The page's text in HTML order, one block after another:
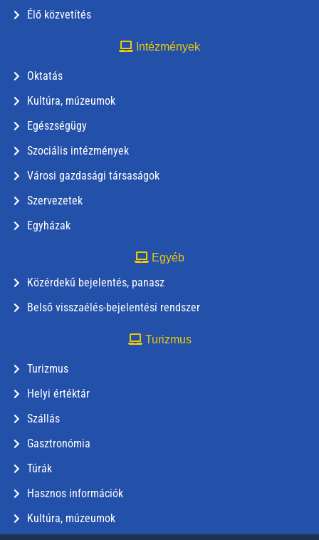
Élő közvetítés
Intézmények
Oktatás
Kultúra, múzeumok
Egészségügy
Szociális intézmények
Városi gazdasági társaságok
Szervezetek
Egyházak
Egyéb
Közérdekű bejelentés, panasz
Belső visszaélés-bejelentési rendszer
Turizmus
Turizmus
Helyi értéktár
Szállás
Gasztronómia
Túrák
Hasznos információk
Kultúra, múzeumok